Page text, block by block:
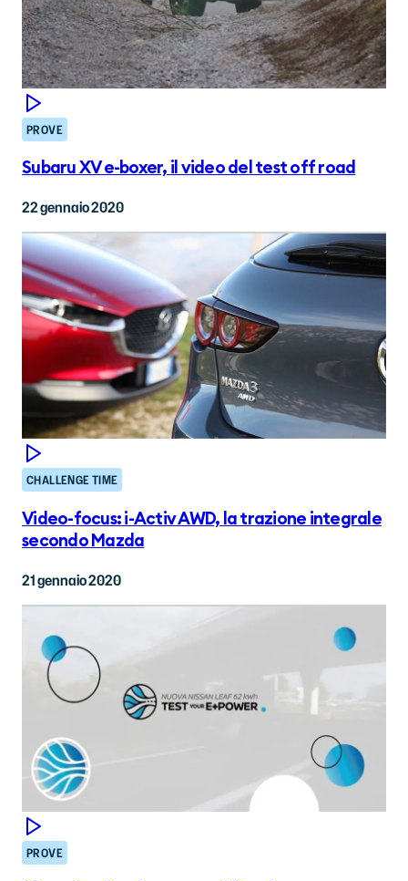
PROVE
Subaru XV e-boxer, il video del test off road
22 gennaio 2020
CHALLENGE TIME
Video-focus: i-Activ AWD, la trazione integrale
secondo Mazda
21 gennaio 2020
PROVE